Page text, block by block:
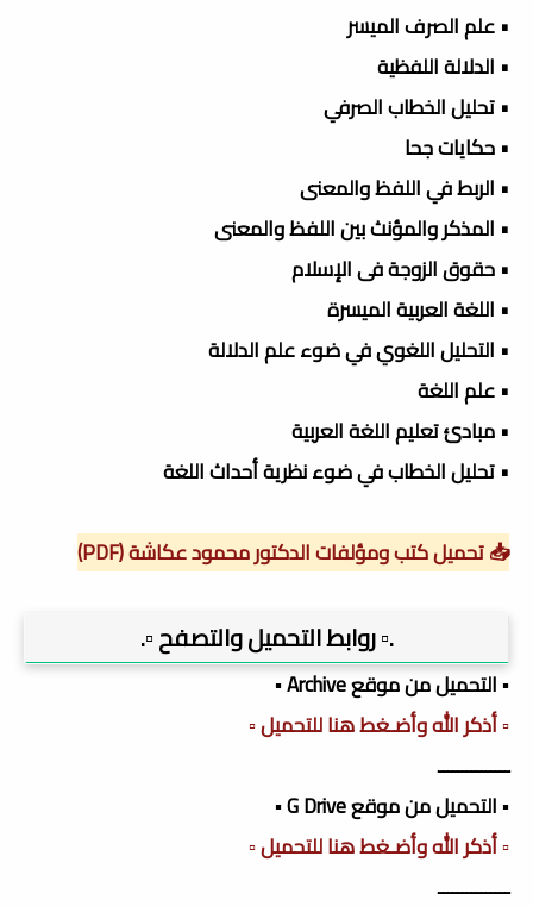
• علم الصرف الميسر
• الدلالة اللفظية
• تحليل الخطاب الصرفي
• حكايات جحا
• الربط في اللفظ والمعنى
• المذكر والمؤنث بين اللفظ والمعنى
• حقوق الزوجة فى الإسلام
• اللغة العربية الميسرة
• التحليل اللغوي في ضوء علم الدلالة
• علم اللغة
• مبادئ تعليم اللغة العربية
• تحليل الخطاب في ضوء نظرية أحداث اللغة
📥 تحميل كتب ومؤلفات الدكتور محمود عكاشة (PDF)
.▫️ روابط التحميل والتصفح ▫️.
▪️ التحميل من موقع Archive ▪️
▫️ أذكر الله وأضـغط هنا للتحميل ▫️
ـــــــــــــــ
▪️ التحميل من موقع G Drive ▪️
▫️ أذكر الله وأضـغط هنا للتحميل ▫️
ـــــــــــــــ